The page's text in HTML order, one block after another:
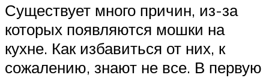
Существует много причин, из-за
которых появляются мошки на
кухне. Как избавиться от них, к
сожалению, знают не все. В первую